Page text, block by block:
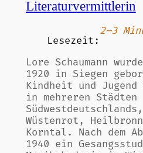
Literaturvermittlerin
Lesezeit:
2–3
Lore Schaumann
1920 in Siegen
Kindheit und
in mehreren Städten
Wüstenrot,
Korntal. Nach dem
1940 ein